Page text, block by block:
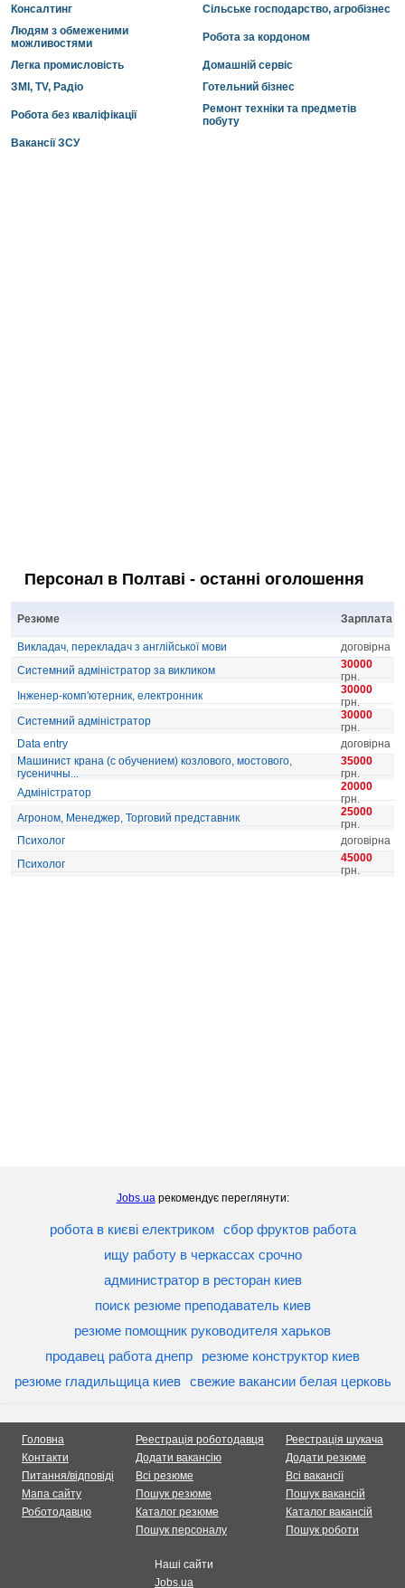
Консалтинг
Сільське господарство, агробізнес
Людям з обмеженими
можливостями
Робота за кордоном
Легка промисловість
Домашній сервіс
ЗМІ, TV, Радіо
Готельний бізнес
Робота без кваліфікації
Ремонт техніки та предметів
побуту
Вакансії ЗСУ
Персонал в Полтаві - останні оголошення
Резюме Зарплата
Викладач, перекладач з англійської мови
договірна
Системний адміністратор за викликом
30000
грн.
Інженер-комп'ютерник, електронник
30000
грн.
Системний адміністратор
30000
грн.
Data entry
договірна
Машинист крана (с обучением) козлового, мостового,
гусеничны...
35000
грн.
Адміністратор
20000
грн.
Агроном, Менеджер, Торговий представник
25000
грн.
Психолог
договірна
Психолог
45000
грн.
Jobs.uaрекомендує переглянути:
робота в києві електриком
сбор фруктов работа
ищу работу в черкассах срочно
администратор в ресторан киев
поиск резюме преподаватель киев
резюме помощник руководителя харьков
продавец работа днепр
резюме конструктор киев
резюме гладильщица киев
свежие вакансии белая церковь
Головна
Контакти
Питання/відповіді
Мапа сайту
Роботодавцю
Реестрація роботодавця
Додати вакансію
Всі резюме
Пошук резюме
Каталог резюме
Пошук персоналу
Реестрація шукача
Додати резюме
Всі вакансії
Пошук вакансій
Каталог вакансій
Пошук роботи
Наші сайти
Jobs.ua